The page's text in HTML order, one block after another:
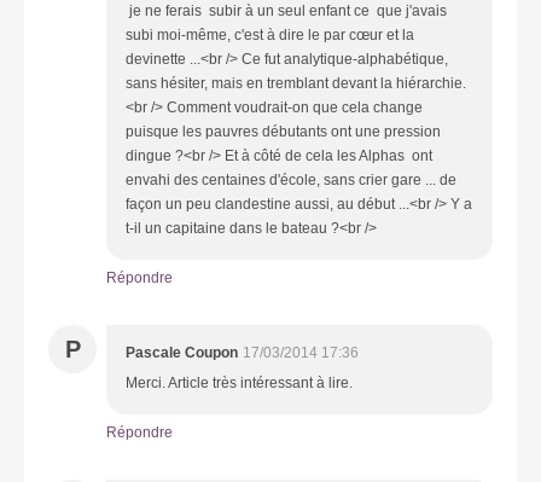
je ne ferais subir à un seul enfant ce que j'avais
subi moi-même, c'est à dire le par cœur et la
devinette ...<br /> Ce fut analytique-alphabétique,
sans hésiter, mais en tremblant devant la hiérarchie.
<br /> Comment voudrait-on que cela change
puisque les pauvres débutants ont une pression
dingue ?<br /> Et à côté de cela les Alphas ont
envahi des centaines d'école, sans crier gare ... de
façon un peu clandestine aussi, au début ...<br /> Y a
t-il un capitaine dans le bateau ?<br />
Répondre
P Pascale Coupon 17/03/2014 17:36
Merci. Article très intéressant à lire.
Répondre